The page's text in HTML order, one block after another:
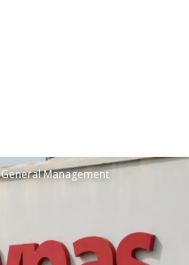
General Management